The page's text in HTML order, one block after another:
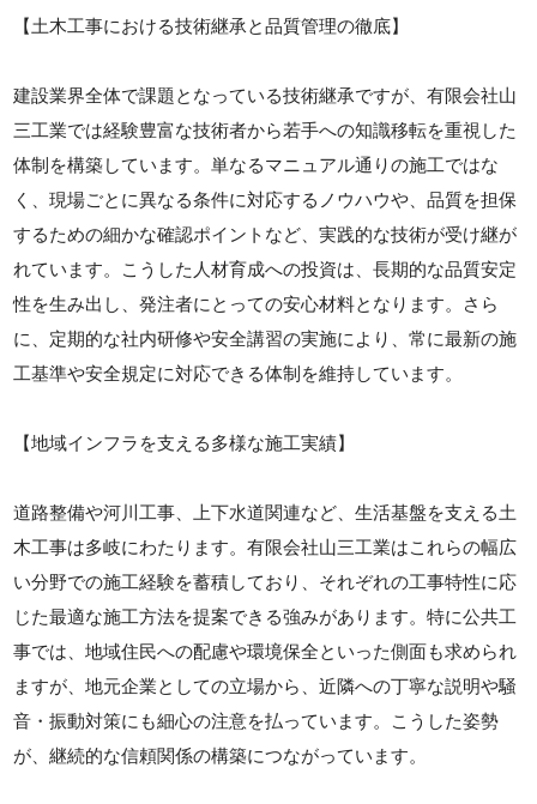
【土木工事における技術継承と品質管理の徹底】
建設業界全体で課題となっている技術継承ですが、有限会社山
三工業では経験豊富な技術者から若手への知識移転を重視した
体制を構築しています。単なるマニュアル通りの施工ではな
く、現場ごとに異なる条件に対応するノウハウや、品質を担保
するための細かな確認ポイントなど、実践的な技術が受け継が
れています。こうした人材育成への投資は、長期的な品質安定
性を生み出し、発注者にとっての安心材料となります。さら
に、定期的な社内研修や安全講習の実施により、常に最新の施
工基準や安全規定に対応できる体制を維持しています。
【地域インフラを支える多様な施工実績】
道路整備や河川工事、上下水道関連など、生活基盤を支える土
木工事は多岐にわたります。有限会社山三工業はこれらの幅広
い分野での施工経験を蓄積しており、それぞれの工事特性に応
じた最適な施工方法を提案できる強みがあります。特に公共工
事では、地域住民への配慮や環境保全といった側面も求められ
ますが、地元企業としての立場から、近隣への丁寧な説明や騒
音・振動対策にも細心の注意を払っています。こうした姿勢
が、継続的な信頼関係の構築につながっています。